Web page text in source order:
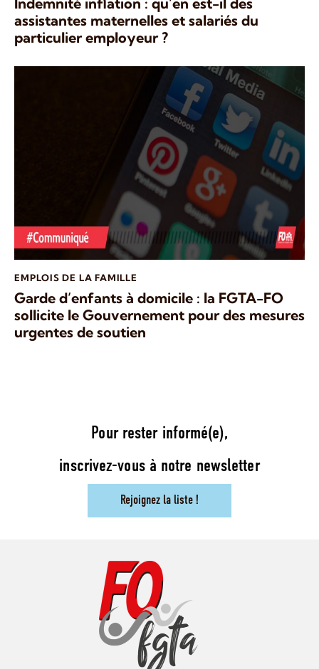
assistantes maternelles et salariés du
particulier employeur ?
EMPLOIS DE LA FAMILLE
Garde d’enfants à domicile : la FGTA-FO
sollicite le Gouvernement pour des mesures
urgentes de soutien
Pour rester informé(e),
inscrivez-vous à notre newsletter
Rejoignez la liste !